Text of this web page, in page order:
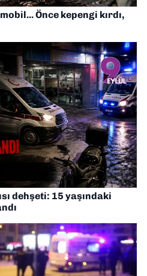
Önce kepengi kırdı,
dehşeti: 15 yaşındaki